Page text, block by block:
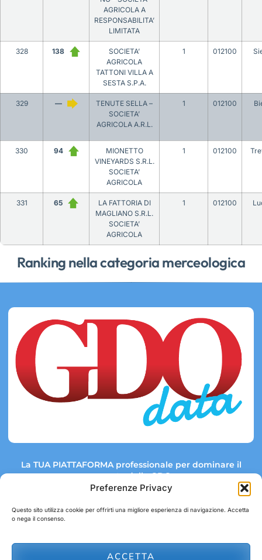
Preferenze Privacy
Questo sito utilizza cookie per offrirti una migliore esperienza di navigazione. Accetta
o nega il consenso.
ACCETTA
Ranking nella categoria merceologica
AGRICOLA A
RESPONSABILITA’
LIMITATA
328 138
SOCIETA’
AGRICOLA
TATTONI VILLA A
SESTA S.P.A.
1 012100
329 —
TENUTE SELLA –
SOCIETA’
AGRICOLA A.R.L.
1 012100
330 94
MIONETTO
VINEYARDS S.R.L.
SOCIETA’
AGRICOLA
1 012100
331 65
LA FATTORIA DI
MAGLIANO S.R.L.
SOCIETA’
AGRICOLA
1 012100
La TUA PIATTAFORMA professionale per dominare il
mercato della GDO.
Link rapidi: